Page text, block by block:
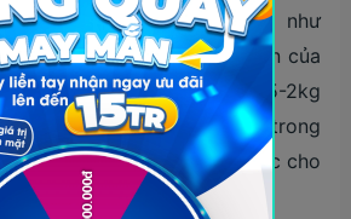
dữ liệu khoa học uy tín như
đánh giá tác động giảm cân của
giảm cân trung bình 0,5-2kg
chất xơ hoà tan mỗi ngày trong
hiệu quả giảm cân này được cho